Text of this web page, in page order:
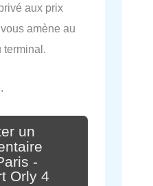
aux prix
amène au
terminal.
un
-
Orly 4